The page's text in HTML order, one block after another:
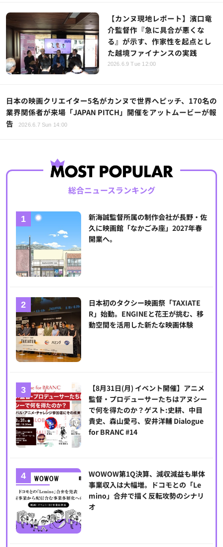
【カンヌ現地レポート】濱口竜
介監督作『急に具合が悪くな
る』が示す、作家性を起点とし
た越境ファイナンスの実践
2026.6.9 Tue 12:00
日本の映画クリエイター5名がカンヌで世界へピッチ、170名の
業界関係者が来場「JAPAN PITCH」開催をアットムービーが報
告
2026.6.7 Sun 14:00
総合ニュースランキング
新海誠監督所属の制作会社が長野・佐
久に映画館「なかごみ座」2027年春
開業へ。
日本初のタクシー映画祭「TAXIATE
R」始動。ENGINEと花王が挑む、移
動空間を活用した新たな映画体験
【8月31日(月) イベント開催】アニメ
監督・プロデューサーたちはアヌシー
で何を得たのか？ゲスト:史耕、中目
貴史、森山愛弓、安井洋輔 Dialogue
for BRANC #14
WOWOW第1Q決算、減収減益も単体
事業収入は大幅増。ドコモとの「Le
mino」合弁で描く反転攻勢のシナリ
オ